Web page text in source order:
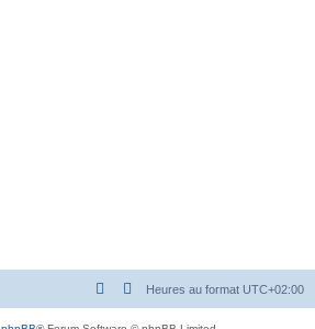
Heures au format UTC+02:00